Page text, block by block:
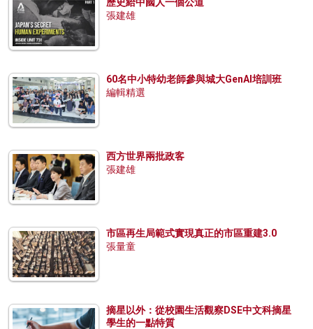
張建雄
60名中小特幼老師參與城大GenAI培訓班
編輯精選
西方世界兩批政客
張建雄
市區再生局範式實現真正的市區重建3.0
張量童
摘星以外：從校園生活觀察DSE中文科摘星
學生的一點特質